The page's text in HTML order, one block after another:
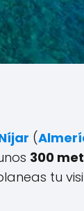
(
300
tu